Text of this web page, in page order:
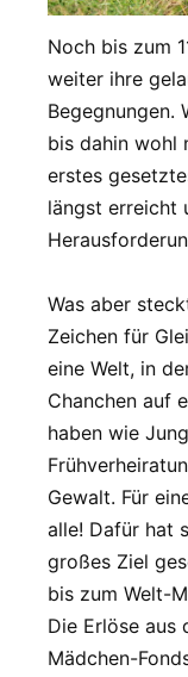
Noch bis zum
weiter ihre
Begegnungen.
bis dahin wohl
erstes
längst erreicht
Was aber
Zeichen für
eine Welt, in
Chanchen auf
haben wie
Gewalt. Für
alle! Dafür hat
großes Ziel
bis zum Welt-
Die Erlöse aus
Mädchen-